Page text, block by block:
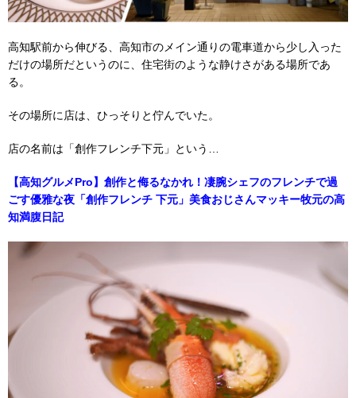
高知駅前から伸びる、高知市のメイン通りの電車道から少し入った
だけの場所だというのに、住宅街のような静けさがある場所であ
る。
その場所に店は、ひっそりと佇んでいた。
店の名前は「創作フレンチ下元」という…
【高知グルメPro】創作と侮るなかれ！凄腕シェフのフレンチで過
ごす優雅な夜「創作フレンチ 下元」美食おじさんマッキー牧元の高
知満腹日記